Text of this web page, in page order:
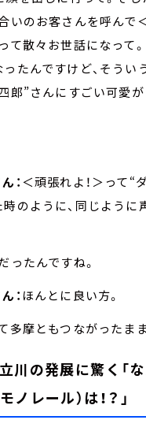
いのお客さんを呼んで
て散々お世話になって
たんですけど、そうい
郎”さんにすごい可愛
：＜頑張れよ！＞って“
のように、同じように
ったんですね。
：ほんとに良い方。
多摩ともつながったまま
川の発展に驚く「
ノレール）は！？」